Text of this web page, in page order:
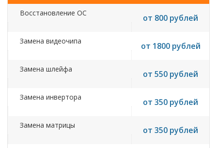
Восстановление ОС от 800 рублей
Замена видеочипа от 1800 рублей
Замена шлейфа от 550 рублей
Замена инвертора от 350 рублей
Замена матрицы от 350 рублей